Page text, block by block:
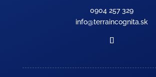
0904 257 329
info@terraincognita.sk